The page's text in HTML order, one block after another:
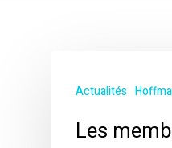
Actualités
Les